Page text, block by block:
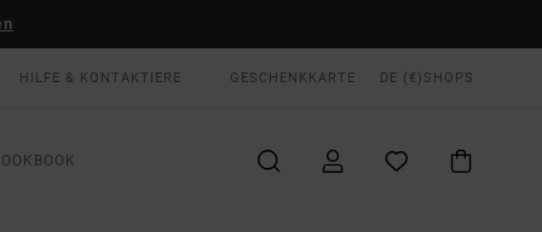
HILFE & KONTAKTIERE GESCHENKKARTE DE (€) SHOPS